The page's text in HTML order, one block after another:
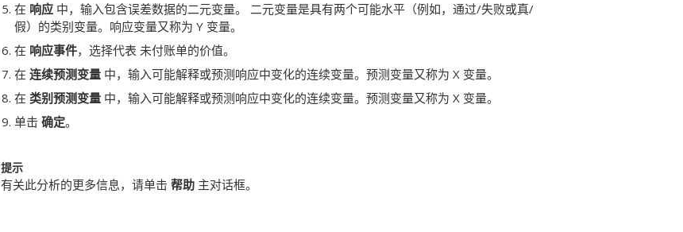
在 响应 中，输入包含误差数据的二元变量。
二元变量是具有两个可能水平（例如，通过/失败或真/
假）的类别变量。响应变量又称为 Y 变量。
在 响应事件，选择代表 未付账单的价值。
在 连续预测变量 中，输入可能解释或预测响应中变化的连续变量。预测变量又称为 X 变量。
在 类别预测变量 中，输入可能解释或预测响应中变化的连续变量。预测变量又称为 X 变量。
单击 确定。
提示
有关此分析的更多信息，请单击 帮助 主对话框。